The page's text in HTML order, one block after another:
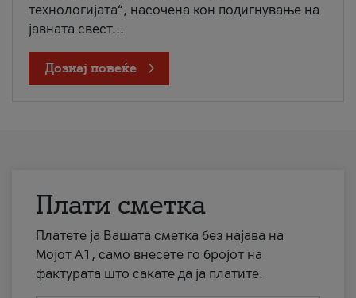
технологијата“, насочена кон подигнување на
јавната свест...
Дознај повеќе
Плати сметка
Платете ја Вашата сметка без најава на
Мојот А1, само внесете го бројот на
фактурата што сакате да ја платите.